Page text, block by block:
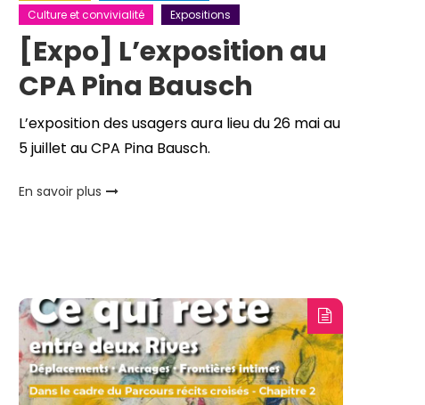
Culture et convivialité
Expositions
[Expo] L’exposition au
CPA Pina Bausch
L’exposition des usagers aura lieu du 26 mai au
5 juillet au CPA Pina Bausch.
En savoir plus